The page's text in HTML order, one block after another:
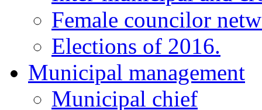
Female councilor
Elections of 2016.
Municipal management
Municipal chief